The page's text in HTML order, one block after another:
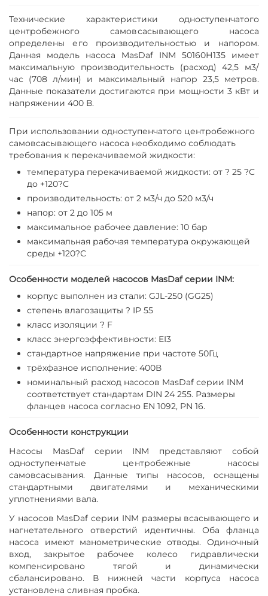
Технические характеристики одноступенчатого
центробежного самовсасывающего насоса
определены его производительностью и напором.
Данная модель насоса MasDaf INM 50160Н135 имеет
максимальную производительность (расход) 42,5 м3/
час (708 л/мин) и максимальный напор 23,5 метров.
Данные показатели достигаются при мощности 3 кВт и
напряжении 400 В.
При использовании одноступенчатого центробежного
самовсасывающего насоса необходимо соблюдать
требования к перекачиваемой жидкости:
температура перекачиваемой жидкости: от ? 25 ?С
до +120?С
производительность: от 2 м3/ч до 520 м3/ч
напор: от 2 до 105 м
максимальное рабочее давление: 10 бар
максимальная рабочая температура окружающей
среды +120?С
Особенности моделей насосов MasDaf серии INM:
корпус выполнен из стали: GJL-250 (GG25)
степень влагозащиты ? IP 55
класс изоляции ? F
класс энергоэффективности: EI3
стандартное напряжение при частоте 50Гц
трёхфазное исполнение: 400В
номинальный расход насосов MasDaf серии INM
соответствует стандартам DIN 24 255. Размеры
фланцев насоса согласно EN 1092, PN 16.
Особенности конструкции
Насосы MasDaf серии INM представляют собой
одноступенчатые центробежные насосы
самовсасывания. Данные типы насосов, оснащены
стандартными двигателями и механическими
уплотнениями вала.
У насосов MasDaf серии INM размеры всасывающего и
нагнетательного отверстий идентичны. Оба фланца
насоса имеют манометрические отводы. Одиночный
вход, закрытое рабочее колесо гидравлически
компенсировано тягой и динамически
сбалансировано. В нижней части корпуса насоса
установлена сливная пробка.